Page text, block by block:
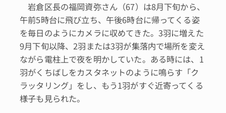
岩倉区長の福岡資弥さん（67）は8月下旬から、
午前5時台に飛び立ち、午後6時台に帰ってくる姿
を毎日のようにカメラに収めてきた。3羽に増えた
9月下旬以降、2羽または3羽が集落内で場所を変え
ながら電柱上で夜を明かしていた。ある時には、1
羽がくちばしをカスタネットのように鳴らす「ク
ラッタリング」をし、もう1羽がすぐ近寄ってくる
様子も見られた。